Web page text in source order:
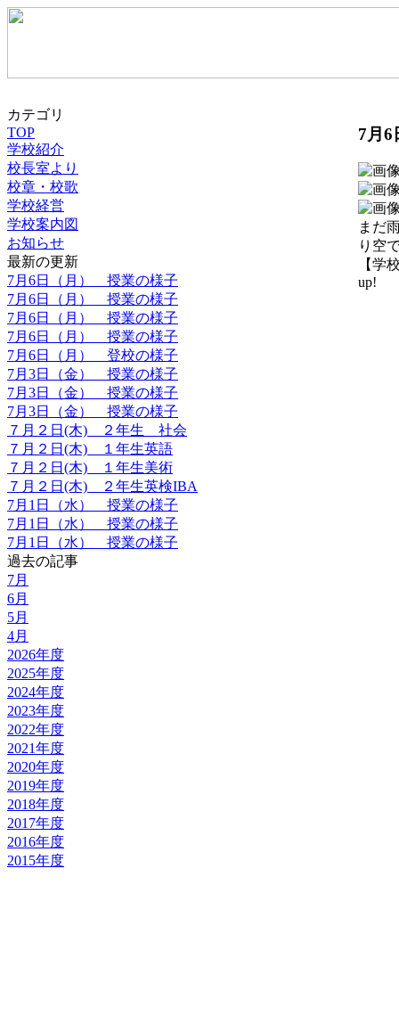
カテゴリ
TOP
学校紹介
校長室より
校章・校歌
学校経営
学校案内図
お知らせ
最新の更新
7月6日（月） 授業の様子
7月6日（月） 授業の様子
7月6日（月） 授業の様子
7月6日（月） 授業の様子
7月6日（月） 登校の様子
7月3日（金） 授業の様子
7月3日（金） 授業の様子
7月3日（金） 授業の様子
７月２日(木) ２年生 社会
７月２日(木) １年生英語
７月２日(木) １年生美術
７月２日(木) ２年生英検IBA
7月1日（水） 授業の様子
7月1日（水） 授業の様子
7月1日（水） 授業の様子
過去の記事
7月
6月
5月
4月
2026年度
2025年度
2024年度
2023年度
2022年度
2021年度
2020年度
2019年度
2018年度
2017年度
2016年度
2015年度
7月
まだ
り空
【学
up!